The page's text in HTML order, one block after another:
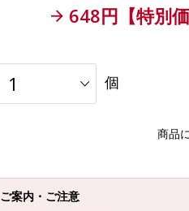
648円【特別
個
商品
ご案内・ご注意